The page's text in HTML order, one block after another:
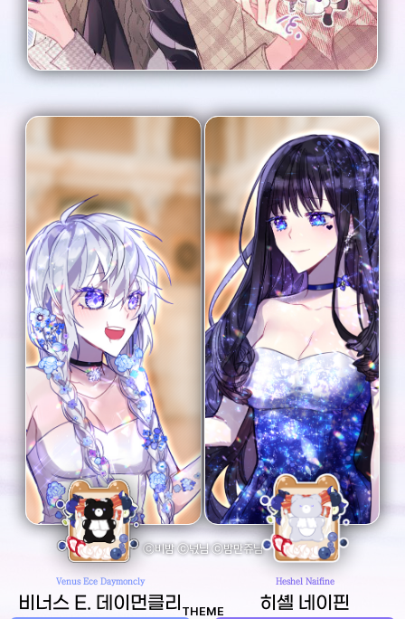
ⓒ비밤 ⓒ넋님 ⓒ밤만쥬님
Venus Ece Daymoncly
비너스 E. 데이먼클리
Heshel Naifine
히셸 네이핀
THEME